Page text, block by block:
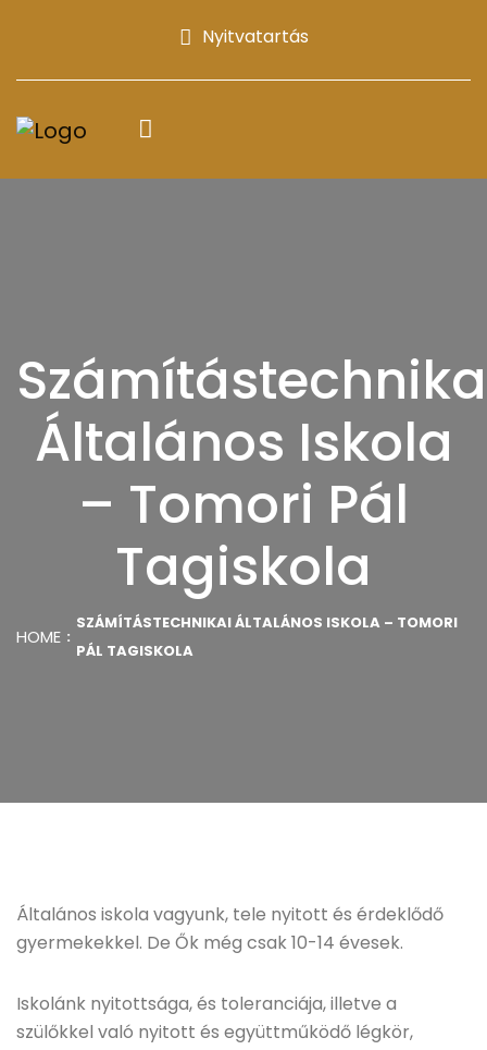
Nyitvatartás
Általános Iskola
– Tomori Pál
Tagiskola
HOME
SZÁMÍTÁSTECHNIKAI ÁLTALÁNOS ISKOLA – TOMORI
PÁL TAGISKOLA
Általános iskola vagyunk, tele nyitott és érdeklődő
gyermekekkel. De Ők még csak 10-14 évesek.
Iskolánk nyitottsága, és toleranciája, illetve a
szülőkkel való nyitott és együttműködő légkör,